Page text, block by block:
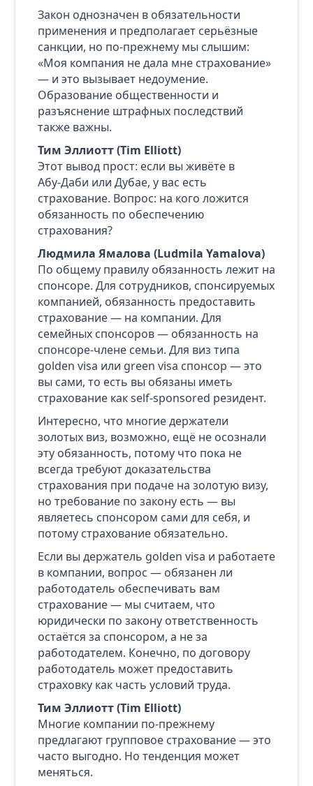
Закон однозначен в обязательности
применения и предполагает серьёзные
санкции, но по‑прежнему мы слышим:
«Моя компания не дала мне страхование»
— и это вызывает недоумение.
Образование общественности и
разъяснение штрафных последствий
также важны.
Тим Эллиотт (Tim Elliott)
Этот вывод прост: если вы живёте в
Абу‑Даби или Дубае, у вас есть
страхование. Вопрос: на кого ложится
обязанность по обеспечению
страхования?
Людмила Ямалова (Ludmila Yamalova)
По общему правилу обязанность лежит на
спонсоре. Для сотрудников, спонсируемых
компанией, обязанность предоставить
страхование — на компании. Для
семейных спонсоров — обязанность на
спонсоре‑члене семьи. Для виз типа
golden visa или green visa спонсор — это
вы сами, то есть вы обязаны иметь
страхование как self‑sponsored резидент.
Интересно, что многие держатели
золотых виз, возможно, ещё не осознали
эту обязанность, потому что пока не
всегда требуют доказательства
страхования при подаче на золотую визу,
но требование по закону есть — вы
являетесь спонсором сами для себя, и
потому страхование обязательно.
Если вы держатель golden visa и работаете
в компании, вопрос — обязанен ли
работодатель обеспечивать вам
страхование — мы считаем, что
юридически по закону ответственность
остаётся за спонсором, а не за
работодателем. Конечно, по договору
работодатель может предоставить
страховку как часть условий труда.
Тим Эллиотт (Tim Elliott)
Многие компании по‑прежнему
предлагают групповое страхование — это
часто выгодно. Но тенденция может
меняться.